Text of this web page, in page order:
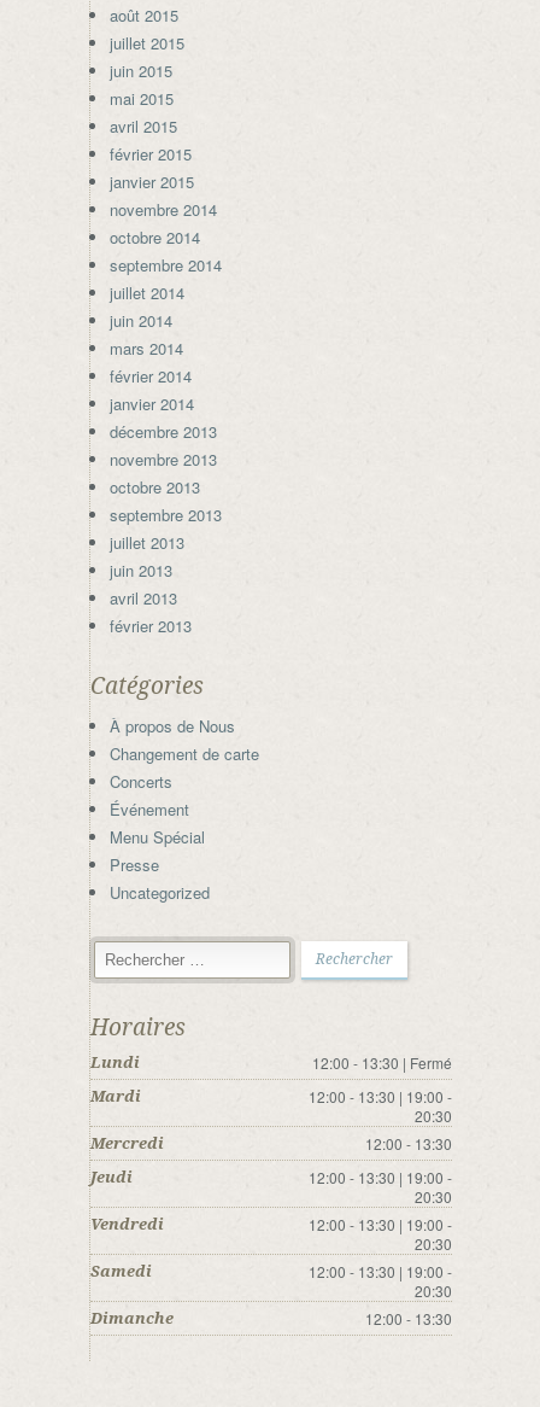
août 2015
juillet 2015
juin 2015
mai 2015
avril 2015
février 2015
janvier 2015
novembre 2014
octobre 2014
septembre 2014
juillet 2014
juin 2014
mars 2014
février 2014
janvier 2014
décembre 2013
novembre 2013
octobre 2013
septembre 2013
juillet 2013
juin 2013
avril 2013
février 2013
Catégories
À propos de Nous
Changement de carte
Concerts
Événement
Menu Spécial
Presse
Uncategorized
Horaires
Lundi 12:00 - 13:30 | Fermé
Mardi
12:00 - 13:30 | 19:00 -
20:30
Mercredi 12:00 - 13:30
Jeudi
12:00 - 13:30 | 19:00 -
20:30
Vendredi
12:00 - 13:30 | 19:00 -
20:30
Samedi
12:00 - 13:30 | 19:00 -
20:30
Dimanche 12:00 - 13:30